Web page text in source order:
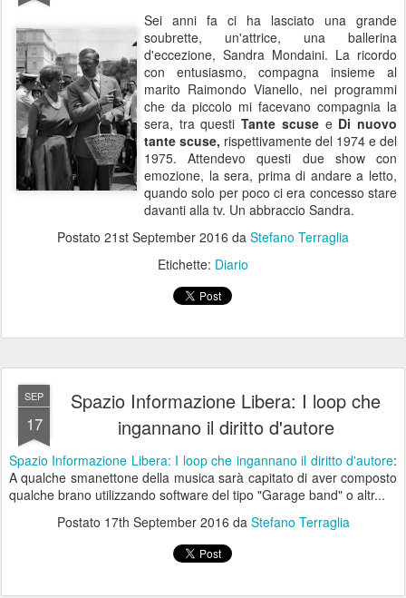
Sei anni fa ci ha lasciato una grande
soubrette, un'attrice, una ballerina
d'eccezione, Sandra Mondaini. La ricordo
con entusiasmo, compagna insieme al
marito Raimondo Vianello, nei programmi
che da piccolo mi facevano compagnia la
sera, tra questiTante scusee Di nuovo
tante scuse, rispettivamente del 1974 e del
1975. Attendevo questi due show con
emozione, la sera, prima di andare a letto,
quando solo per poco ci era concesso stare
davanti alla tv. Un abbraccio Sandra.
Postato 21st September 2016 da Stefano Terraglia
Etichette: Diario
SEP
17
Spazio Informazione Libera: I loop che
ingannano il diritto d'autore
Spazio Informazione Libera: I loop che ingannano il diritto d'autore:
A qualche smanettone della musica sarà capitato di aver composto
qualche brano utilizzando software del tipo "Garage band" o altr...
Postato 17th September 2016 da Stefano Terraglia